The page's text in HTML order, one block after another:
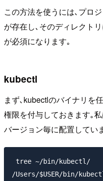
この方法を使うには､プロ
が存在し､そのディレクト
が必須になります｡
kubectl
まず､kubectlのバイナリを
権限を付与しておきます｡
バージョン毎に配置してい
tree ~/bin/kubectl/
/Users/$USER/bin/